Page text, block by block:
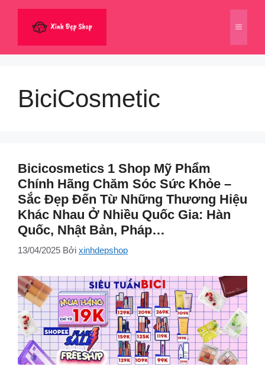
dung
Menu
BiciCosmetic
Bicicosmetics 1 Shop Mỹ Phẩm
Chính Hãng Chăm Sóc Sức Khỏe –
Sắc Đẹp Đến Từ Những Thương Hiệu
Khác Nhau Ở Nhiều Quốc Gia: Hàn
Quốc, Nhật Bản, Pháp…
13/04/2025 Bởi xinhdepshop